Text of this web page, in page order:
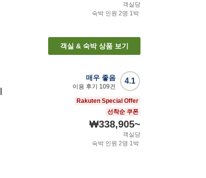
객실당
숙박 인원 2명 1 박
객실 & 숙박 상품 보기
4.1
매우 좋음
이용 후기 109건
Rakuten Special Offer
선착순 쿠폰
₩338,905~
객실당
숙박 인원 2명 1 박